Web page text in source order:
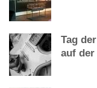
Tag
auf der